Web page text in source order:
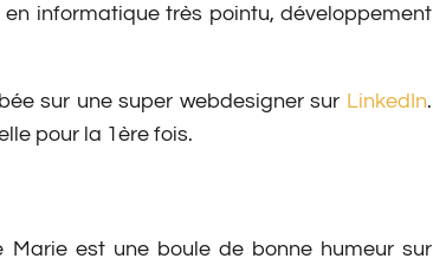
informatique très pointu, développement
sur une super webdesigner sur LinkedIn.
pour la 1ère fois.
Marie est une boule de bonne humeur sur